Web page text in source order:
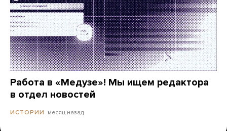
Работа в «Медузе»! Мы ищем редактора
в отдел новостей
ИСТОРИИ месяц назад